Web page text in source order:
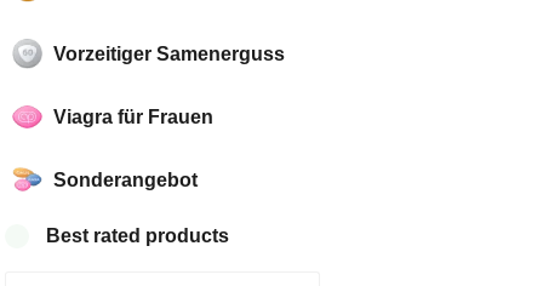
Vorzeitiger Samenerguss
Viagra für Frauen
Sonderangebot
Best rated products